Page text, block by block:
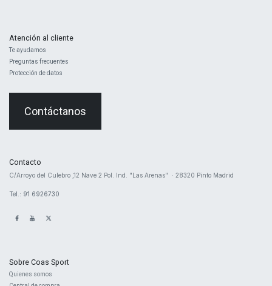
Atención al cliente
Te ayudamos
Preguntas frecuentes
Protección de datos
Contáctanos
Contacto
​C/Arroyo del Culebro ,12 Nave 2 ​Pol. Ind. "Las Arenas" · 28320 Pinto Madrid
Tel.: 91 6926730
Sobre Coas Sport
Quienes ​somos